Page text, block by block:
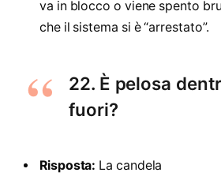
va in blocco o viene spento
che il sistema si è “arrestato”.
22. È pelosa
fuori?
Risposta: La candela